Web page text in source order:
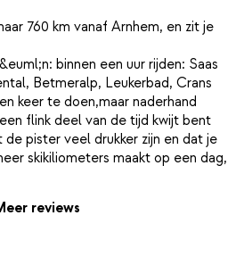
760 km vanaf Arnhem, en zit je
binnen een uur rijden: Saas
Betmeralp, Leukerbad, Crans
keer te doen,maar naderhand
flink deel van de tijd kwijt bent
pister veel drukker zijn en dat je
reviews